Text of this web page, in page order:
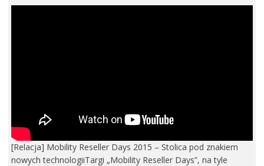
[Relacja] Mobility Reseller Days 2015 – Stolica pod znakiem
nowych technologiiTargi „Mobility Reseller Days”, na tyle